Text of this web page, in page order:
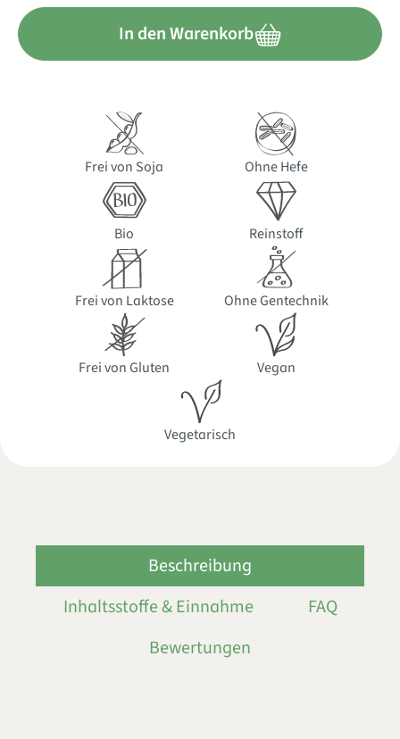
In den Warenkorb
Frei von Soja Ohne Hefe
Bio Reinstoff
Frei von Laktose Ohne Gentechnik
Frei von Gluten Vegan
Vegetarisch
Beschreibung
Inhaltsstoffe & Einnahme
FAQ
Bewertungen